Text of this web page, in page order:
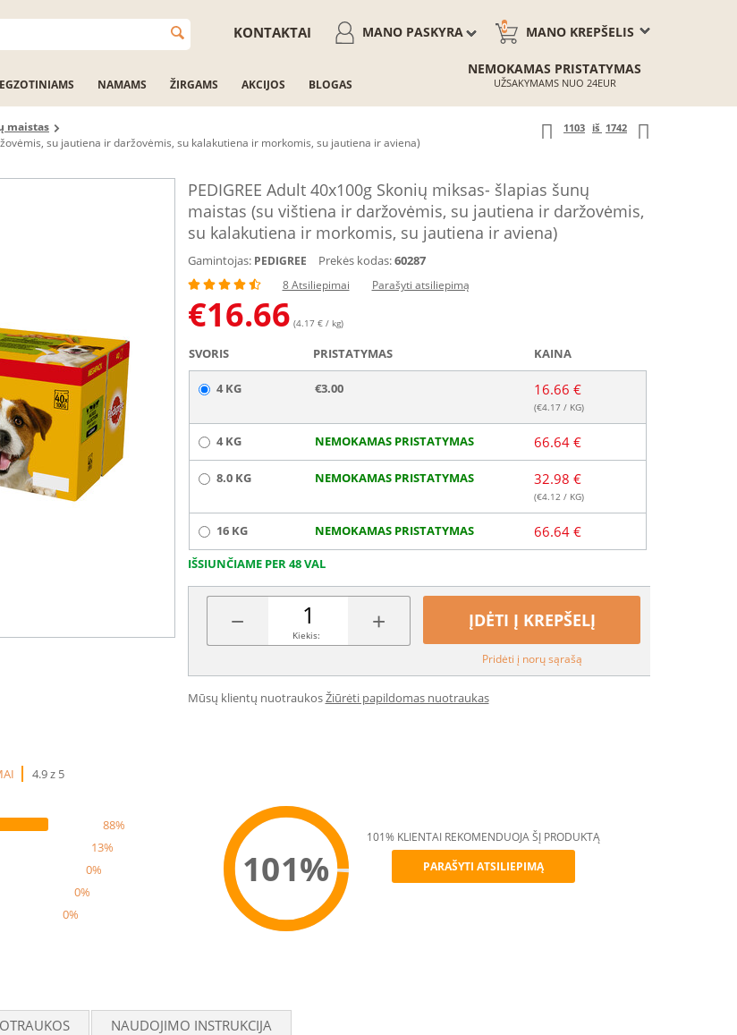
MANO KREPŠELIS
0
MANO PASKYRA
KONTAKTAI
EGZOTINIAMS NAMAMS ŽIRGAMS AKCIJOS BLOGAS
NEMOKAMAS PRISTATYMAS
UŽSAKYMAMS NUO 24EUR
maistas
su jautiena ir daržovėmis, su kalakutiena ir morkomis, su jautiena ir aviena)
1103 iš 1742
PEDIGREE Adult 40x100g Skonių miksas- šlapias šunų
maistas (su vištiena ir daržovėmis, su jautiena ir daržovėmis,
su kalakutiena ir morkomis, su jautiena ir aviena)
Gamintojas: PEDIGREE Prekės kodas:60287
8 Atsiliepimai Parašyti atsiliepimą
€16.66 (4.17 € / kg)
SVORIS PRISTATYMAS KAINA
4 KG €3.00 16.66 €
(€4.17/ KG)
4 KG NEMOKAMAS PRISTATYMAS 66.64 €
8.0 KG NEMOKAMAS PRISTATYMAS 32.98 €
(€4.12 / KG)
16 KG NEMOKAMAS PRISTATYMAS 66.64 €
IŠSIUNČIAME PER 48 VAL
− +
Kiekis:
ĮDĖTI Į KREPŠELĮ
Pridėti į norų sąrašą
Mūsų klientų nuotraukosŽiūrėti papildomas nuotraukas
4.9 z 5
88%
13%
0%
0%
0%
101%
Recommend
101% KLIENTAI REKOMENDUOJA ŠĮ PRODUKTĄ
PARAŠYTI ATSILIEPIMĄ
NAUDOJIMO INSTRUKCIJA